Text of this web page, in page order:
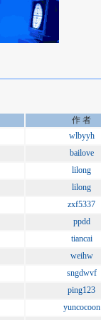
作 者
wlbyyh
bailove
lilong
lilong
zxf5337
ppdd
tiancai
weihw
sngdwvf
ping123
yuncocoon